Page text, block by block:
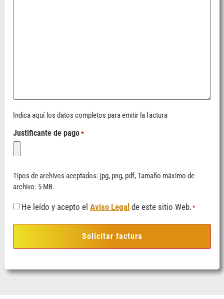
Indica aquí los datos completos para emitir la factura
Justificante de pago *
Tipos de archivos aceptados: jpg, png, pdf, Tamaño máximo de
archivo: 5 MB.
Consentimiento
He leído y acepto elAviso Legal de este sitio Web. *